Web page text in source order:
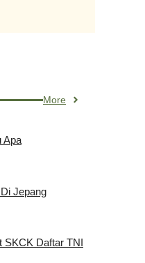
More
Apa
Jepang
Daftar TNI